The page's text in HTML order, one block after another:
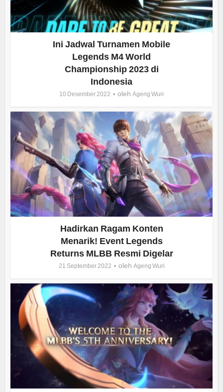
Ini Jadwal Turnamen Mobile
Legends M4 World
Championship 2023 di
Indonesia
10 Desember 2022 oleh Ageng Wuri
Hadirkan Ragam Konten
Menarik! Event Legends
Returns MLBB Resmi Digelar
21 September 2022 oleh Ageng Wuri